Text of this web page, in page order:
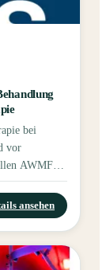
bei
vor
AWMF-
ansehen